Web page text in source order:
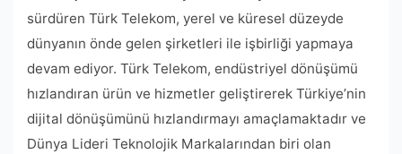
sürdüren Türk Telekom, yerel ve küresel düzeyde
dünyanın önde gelen şirketleri ile işbirliği yapmaya
devam ediyor. Türk Telekom, endüstriyel dönüşümü
hızlandıran ürün ve hizmetler geliştirerek Türkiye’nin
dijital dönüşümünü hızlandırmayı amaçlamaktadır ve
Dünya Lideri Teknolojik Markalarından biri olan